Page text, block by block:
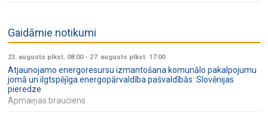
Gaidāmie notikumi
23. augusts plkst. 08:00- 27. augusts plkst. 17:00
Atjaunojamo energoresursu izmantošana komunālo pakalpojumu
jomā un ilgtspējīga energopārvaldība pašvaldībās: Slovēnijas
pieredze
Apmaiņas brauciens